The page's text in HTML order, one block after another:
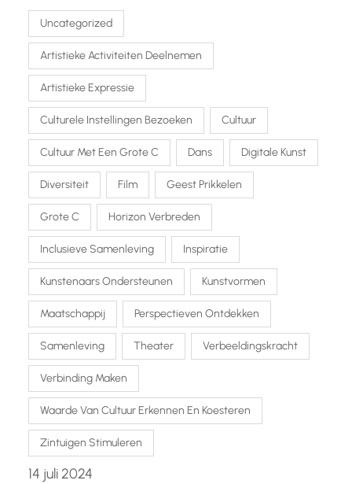
Uncategorized
Artistieke Activiteiten Deelnemen
Artistieke Expressie
Culturele Instellingen Bezoeken Cultuur
Cultuur Met Een Grote C Dans Digitale Kunst
Diversiteit Film Geest Prikkelen
Grote C Horizon Verbreden
Inclusieve Samenleving Inspiratie
Kunstenaars Ondersteunen Kunstvormen
Maatschappij Perspectieven Ontdekken
Samenleving Theater Verbeeldingskracht
Verbinding Maken
Waarde Van Cultuur Erkennen En Koesteren
Zintuigen Stimuleren
14 juli 2024